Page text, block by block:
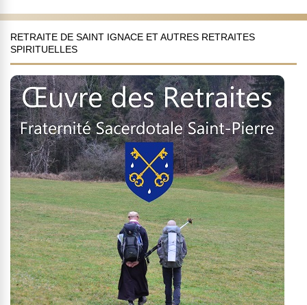
RETRAITE DE SAINT IGNACE ET AUTRES RETRAITES
SPIRITUELLES